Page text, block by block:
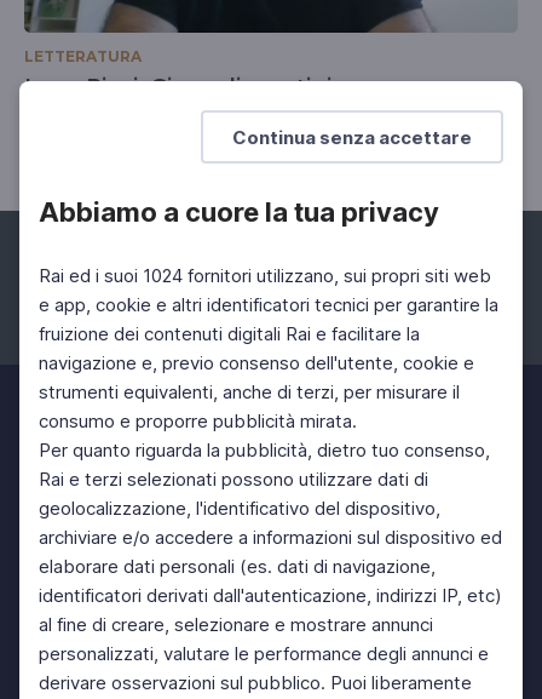
Continua senza accettare
Abbiamo a cuore la tua privacy
Rai ed i suoi 1024 fornitori utilizzano, sui propri siti web
e app, cookie e altri identificatori tecnici per garantire la
fruizione dei contenuti digitali Rai e facilitare la
navigazione e, previo consenso dell'utente, cookie e
strumenti equivalenti, anche di terzi, per misurare il
consumo e proporre pubblicità mirata.
Per quanto riguarda la pubblicità, dietro tuo consenso,
Rai e terzi selezionati possono utilizzare dati di
geolocalizzazione, l'identificativo del dispositivo,
archiviare e/o accedere a informazioni sul dispositivo ed
elaborare dati personali (es. dati di navigazione,
identificatori derivati dall'autenticazione, indirizzi IP, etc)
al fine di creare, selezionare e mostrare annunci
personalizzati, valutare le performance degli annunci e
derivare osservazioni sul pubblico. Puoi liberamente
LETTERATURA
Luca Ricci, Gioco di prestigio
Un vagabondaggio filosofico
Facebook Instagram Twitter